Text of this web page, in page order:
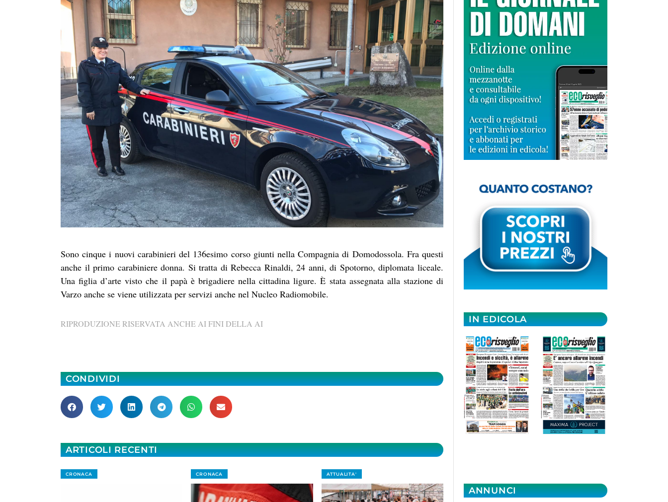
Sono cinque i nuovi carabinieri del 136esimo corso giunti nella Compagnia di Domodossola. Fra questi
anche il primo carabiniere donna. Si tratta di Rebecca Rinaldi, 24 anni, di Spotorno, diplomata liceale.
Una figlia d’arte visto che il papà è brigadiere nella cittadina ligure. È stata assegnata alla stazione di
Varzo anche se viene utilizzata per servizi anche nel Nucleo Radiomobile.
RIPRODUZIONE RISERVATA ANCHE AI FINI DELLA AI
CONDIVIDI
ARTICOLI RECENTI
CRONACA CRONACA ATTUALITA'
IN EDICOLA
ANNUNCI